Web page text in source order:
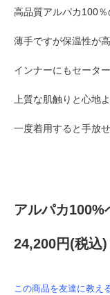
高品質アルパカ100％
薄手ですが保温性が
インナーにもセータ
上質な肌触りと心地
一度着用すると手放
アルパカ100%
24,200円(税込)
この商品を友達に教え